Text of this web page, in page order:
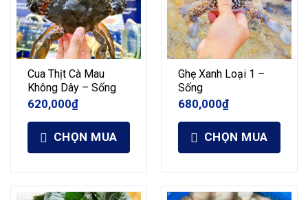
Cua Thịt Cà Mau
Không Dây – Sống
620,000₫
CHỌN MUA
Ghẹ Xanh Loại 1 –
Sống
680,000₫
CHỌN MUA